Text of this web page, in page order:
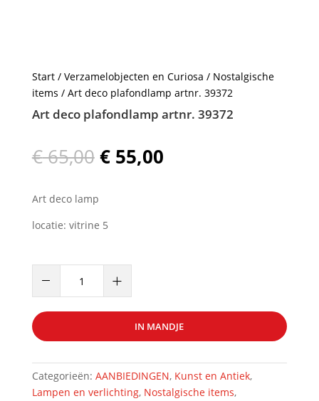
Start/ Verzamelobjecten en Curiosa / Nostalgische
items / Art deco plafondlamp artnr. 39372
Art deco plafondlamp artnr. 39372
€65,00 Oorspronkelijke
prijs
€55,00Huidige
Art deco lamp
locatie: vitrine 5
–
artnr.
39372
+
IN MANDJE
Categorieën: AANBIEDINGEN, Kunst en Antiek,
Lampen en verlichting, Nostalgische items,